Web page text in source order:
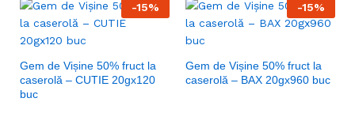
-15%
Gem de Vișine 50% fruct la
caserolă – CUTIE 20gx120
buc
-15%
Gem de Vișine 50% fruct la
caserolă – BAX 20gx960 buc